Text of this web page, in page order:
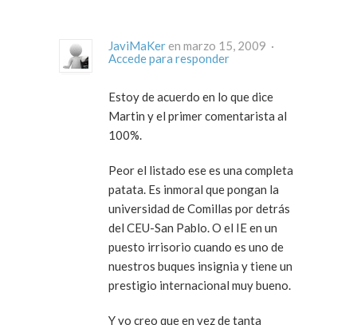
JaviMaKer
en marzo 15, 2009 ·
Accede para responder
Estoy de acuerdo en lo que dice
Martin y el primer comentarista al
100%.
Peor el listado ese es una completa
patata. Es inmoral que pongan la
universidad de Comillas por detrás
del CEU-San Pablo. O el IE en un
puesto irrisorio cuando es uno de
nuestros buques insignia y tiene un
prestigio internacional muy bueno.
Y yo creo que en vez de tanta